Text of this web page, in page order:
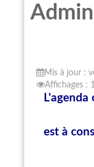
Mis à jour :
Affichages :
est à